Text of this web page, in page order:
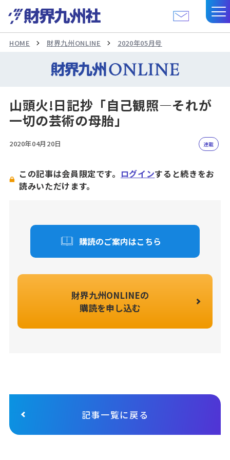
HOME 財界九州ONLINE 2020年05月号
山頭火!日記抄「自己観照―それが
一切の芸術の母胎」
2020年04月20日 連載
この記事は会員限定です。 ログインすると続きをお
読みいただけます。
購読のご案内はこちら
財界九州ONLINEの
購読を申し込む
記事一覧に戻る